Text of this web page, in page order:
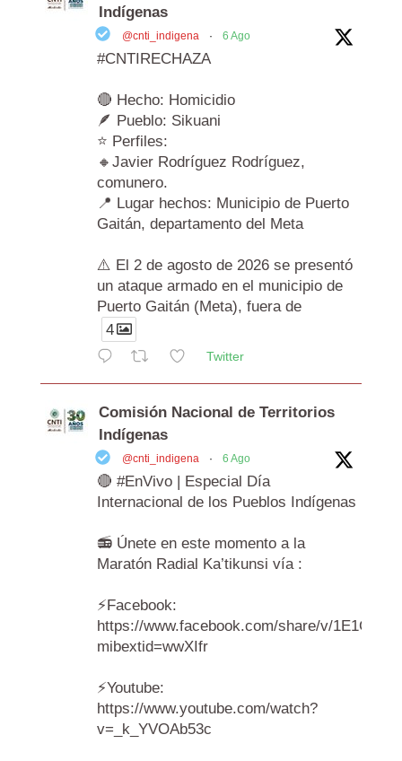
Indígenas
@cnti_indigena · 6 Ago
#CNTIRECHAZA
🔴 Hecho: Homicidio
🪶 Pueblo: Sikuani
⭐ Perfiles:
🔸Javier Rodríguez Rodríguez,
comunero.
📍 Lugar hechos: Municipio de Puerto
Gaitán, departamento del Meta
⚠️ El 2 de agosto de 2026 se presentó
un ataque armado en el municipio de
Puerto Gaitán (Meta), fuera de
4
Twitter
Comisión Nacional de Territorios
Indígenas
@cnti_indigena · 6 Ago
🔴 #EnVivo | Especial Día
Internacional de los Pueblos Indígenas
📻 Únete en este momento a la
Maratón Radial Ka’tikunsi vía :
⚡️Facebook:
https://www.facebook.com/share/v/
mibextid=wwXIfr
⚡️Youtube:
https://www.youtube.com/watch?
v=_k_YVOAb53c